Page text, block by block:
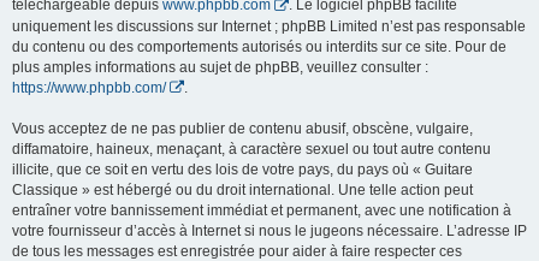
téléchargeable depuis www.phpbb.com
. Le logiciel phpBB facilite
uniquement les discussions sur Internet ; phpBB Limited n’est pas responsable
du contenu ou des comportements autorisés ou interdits sur ce site. Pour de
plus amples informations au sujet de phpBB, veuillez consulter :
https://www.phpbb.com/
Vous acceptez de ne pas publier de contenu abusif, obscène, vulgaire,
diffamatoire, haineux, menaçant, à caractère sexuel ou tout autre contenu
illicite, que ce soit en vertu des lois de votre pays, du pays où « Guitare
Classique » est hébergé ou du droit international. Une telle action peut
entraîner votre bannissement immédiat et permanent, avec une notification à
votre fournisseur d’accès à Internet si nous le jugeons nécessaire. L’adresse IP
de tous les messages est enregistrée pour aider à faire respecter ces